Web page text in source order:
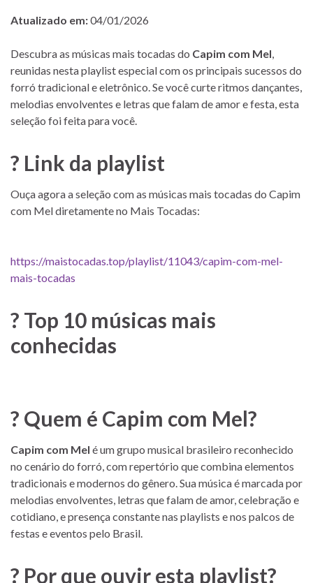
Atualizado em:04/01/2026
Descubra as músicas mais tocadas do Capim com Mel
reunidas nesta playlist especial com os principais sucessos do
forró tradicional e eletrônico. Se você curte ritmos dançantes,
melodias envolventes e letras que falam de amor e festa, esta
seleção foi feita para você.
? Link da playlist
Ouça agora a seleção com as músicas mais tocadas do Capim
com Mel diretamente no Mais Tocadas:
https://maistocadas.top/playlist/11043/capim-com-mel-
mais-tocadas
? Top 10 músicas mais
conhecidas
? Quem é Capim com Mel?
Capim com Mel é um grupo musical brasileiro reconhecido
no cenário do forró, com repertório que combina elementos
tradicionais e modernos do gênero. Sua música é marcada por
melodias envolventes, letras que falam de amor, celebração e
cotidiano, e presença constante nas playlists e nos palcos de
festas e eventos pelo Brasil.
? Por que ouvir esta playlist?